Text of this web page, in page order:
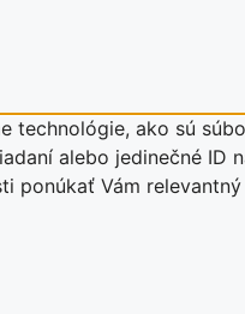
technológie, ako sú
alebo jedinečné ID
ponúkať Vám relevantný